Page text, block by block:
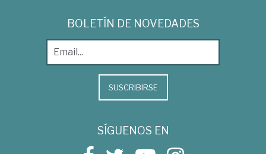
BOLETÍN DE NOVEDADES
SUSCRIBIRSE
SÍGUENOS EN